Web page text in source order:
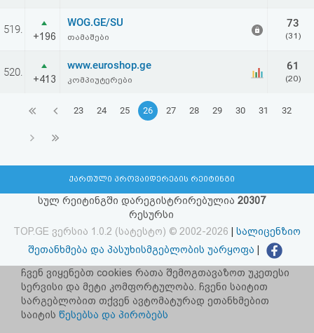
519.
+196
WOG.GE/SU
თამაშები
73
(31)
520.
+413
www.euroshop.ge
კომპიუტერები
61
(20)
23 24 25 26 27 28 29 30 31 32
ქართული პროვაიდერების რეიტინგი
სულ რეიტინგში დარეგისტრირებულია 20307
რესურსი
TOP.GE ვერსია 1.0.2 (სატესტო) © 2002-2026
სალიცენზიო
შეთანხმება და პასუხისმგებლობის უარყოფა
facebook.com/TOP.GE
იხილეთ TOP.GE - ის ძველი ვერსია ბმულზე
ჩვენ ვიყენებთ cookies რათა შემოგთავაზოთ უკეთესი
სერვისი და მეტი კომფორტულობა. ჩვენი საიტით
სარგებლობით თქვენ ავტომატურად ეთანხმებით
საიტის წესებსა და პირობებს